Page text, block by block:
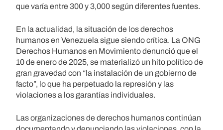
que varía entre 300 y 3,000 según diferentes fuentes.
En la actualidad, la situación de los derechos
humanos en Venezuela sigue siendo crítica. La ONG
Derechos Humanos en Movimiento denunció que el
10 de enero de 2025, se materializó un hito político de
gran gravedad con “la instalación de un gobierno de
facto”, lo que ha perpetuado la represión y las
violaciones a los garantías individuales.
Las organizaciones de derechos humanos continúan